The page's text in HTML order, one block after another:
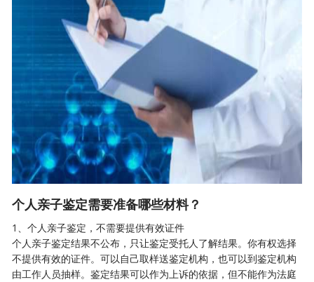
个人亲子鉴定需要准备哪些材料？
1、个人亲子鉴定，不需要提供有效证件
个人亲子鉴定结果不公布，只让鉴定受托人了解结果。你有权选择
不提供有效的证件。可以自己取样送鉴定机构，也可以到鉴定机构
由工作人员抽样。鉴定结果可以作为上诉的依据，但不能作为法庭